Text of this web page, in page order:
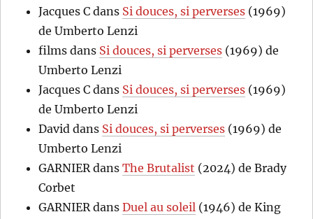
Jacques C dans Si douces, si perverses (1969)
de Umberto Lenzi
films dans Si douces, si perverses (1969) de
Umberto Lenzi
Jacques C dans Si douces, si perverses (1969)
de Umberto Lenzi
David dans Si douces, si perverses (1969) de
Umberto Lenzi
GARNIERdansThe Brutalist (2024) de Brady
Corbet
GARNIERdansDuel au soleil (1946) de King